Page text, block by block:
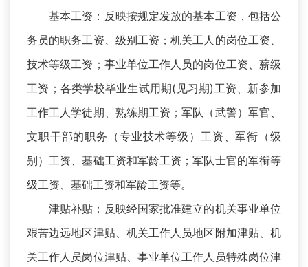
基本工资：反映按规定发放的基本工资，包括公
务员的职务工资、级别工资；机关工人的岗位工资、
技术等级工资；事业单位工作人员的岗位工资、薪级
工资；各类学校毕业生试用期(见习期)工资、新参加
工作工人学徒期、熟练期工资；军队（武警）军官、
文职干部的职务（专业技术等级）工资、军衔（级
别）工资、基础工资和军龄工资；军队士官的军衔等
级工资、基础工资和军龄工资等。
津贴补贴：反映经国家批准建立的机关事业单位
艰苦边远地区津贴、机关工作人员地区附加津贴、机
关工作人员岗位津贴、事业单位工作人员特殊岗位津